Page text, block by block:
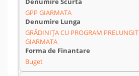
GPP GIARMATA
GRĂDINIȚA CU PROGRAM PRELUNGIT
GIARMATA
Buget